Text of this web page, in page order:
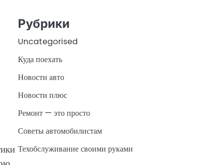
Рубрики
Uncategorised
Куда поехать
Новости авто
Новости плюс
Ремонт — это просто
Советы автомобилистам
Техобслуживание своими руками